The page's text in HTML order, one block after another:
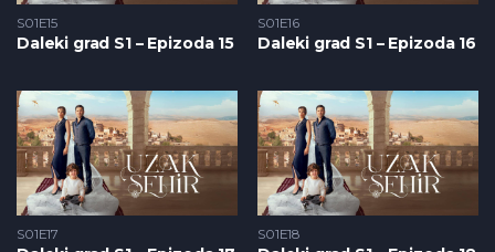
S01E15
Daleki grad S1 – Epizoda 15
S01E16
Daleki grad S1 – Epizoda 16
S01E17 S01E18